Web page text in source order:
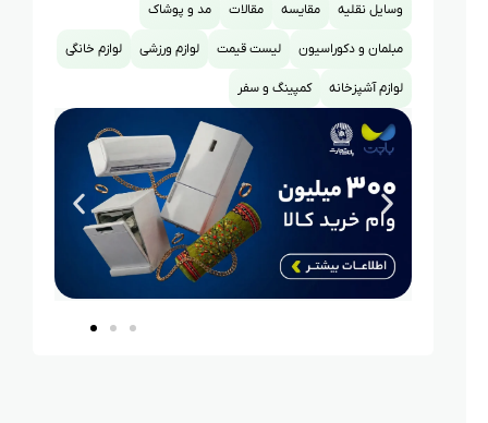
وسایل نقلیه مقایسه مقالات مد و پوشاک
مبلمان و دکوراسیون لیست قیمت لوازم ورزشی لوازم خانگی
لوازم آشپزخانه کمپینگ و سفر